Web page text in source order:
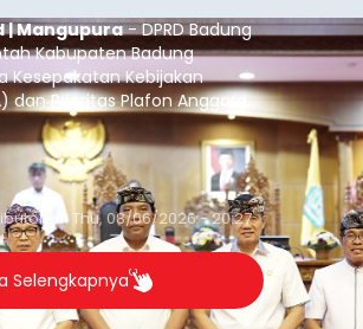
Mangupura- DPRD Badung
Kabupaten Badung
Kesepakatan Kebijakan
dan Prioritas Plafon Anggaran
Tahun Anggaran 2027 dalam
digelar di Gedung DPRD
8/2026).
onThu, 08/06/2026 - 20:27
Selengkapnya